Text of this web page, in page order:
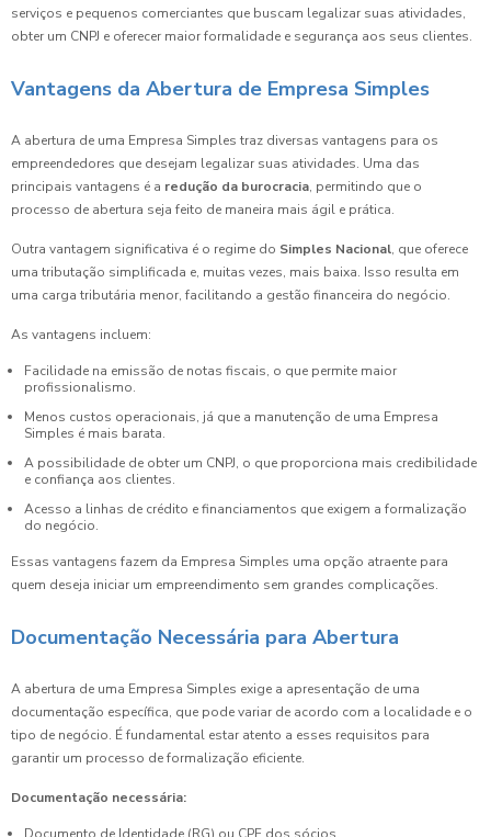
serviços e pequenos comerciantes que buscam legalizar suas atividades,
obter um CNPJ e oferecer maior formalidade e segurança aos seus clientes.
Vantagens da Abertura de Empresa Simples
A abertura de uma Empresa Simples traz diversas vantagens para os
empreendedores que desejam legalizar suas atividades. Uma das
principais vantagens é a redução da burocracia, permitindo que o
processo de abertura seja feito de maneira mais ágil e prática.
Outra vantagem significativa é o regime do Simples Nacional, que oferece
uma tributação simplificada e, muitas vezes, mais baixa. Isso resulta em
uma carga tributária menor, facilitando a gestão financeira do negócio.
As vantagens incluem:
Facilidade na emissão de notas fiscais, o que permite maior
profissionalismo.
Menos custos operacionais, já que a manutenção de uma Empresa
Simples é mais barata.
A possibilidade de obter um CNPJ, o que proporciona mais credibilidade
e confiança aos clientes.
Acesso a linhas de crédito e financiamentos que exigem a formalização
do negócio.
Essas vantagens fazem da Empresa Simples uma opção atraente para
quem deseja iniciar um empreendimento sem grandes complicações.
Documentação Necessária para Abertura
A abertura de uma Empresa Simples exige a apresentação de uma
documentação específica, que pode variar de acordo com a localidade e o
tipo de negócio. É fundamental estar atento a esses requisitos para
garantir um processo de formalização eficiente.
Documentação necessária: